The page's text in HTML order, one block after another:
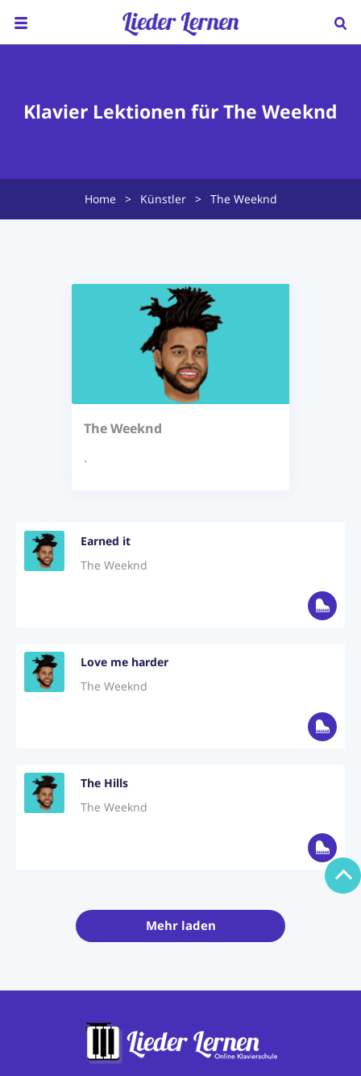
Über uns
Klavierunterricht
Klavier Lektionen für The Weeknd
Home > Künstler > The Weeknd
The Weeknd
.
Earned it
The Weeknd
Love me harder
The Weeknd
The Hills
The Weeknd
Mehr laden